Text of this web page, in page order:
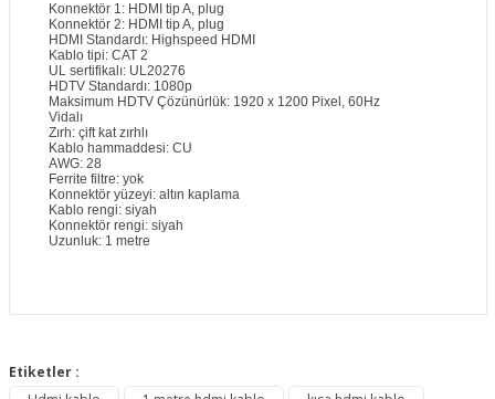
Konnektör 1: HDMI tip A, plug
Konnektör 2: HDMI tip A, plug
HDMI Standardı: Highspeed HDMI
Kablo tipi: CAT 2
UL sertifikalı: UL20276
HDTV Standardı: 1080p
Maksimum HDTV Çözünürlük: 1920 x 1200 Pixel, 60Hz
Vidalı
Zırh: çift kat zırhlı
Kablo hammaddesi: CU
AWG: 28
Ferrite filtre: yok
Konnektör yüzeyi: altın kaplama
Kablo rengi: siyah
Konnektör rengi: siyah
Uzunluk: 1 metre
konularda yetersiz gördüğünüz noktaları öneri formunu
Etiketler :